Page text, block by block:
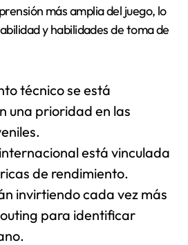
más amplia del juego, lo
y habilidades de toma de
técnico se está
una prioridad en las
está vinculada
de rendimiento.
invirtiendo cada vez más
para identificar